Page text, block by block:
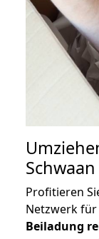
Schwaan
Profitieren
Netzwerk
Beiladung